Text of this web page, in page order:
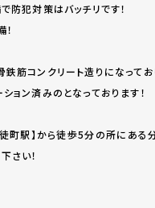
防犯対策はバッチリです！
鉄筋コンクリート造りになって
ョン済みのとなっております！
徒町駅】から徒歩5分の所にあ
さい！